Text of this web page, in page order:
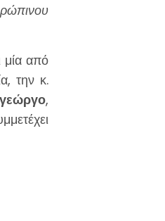
μία από
την κ.
,